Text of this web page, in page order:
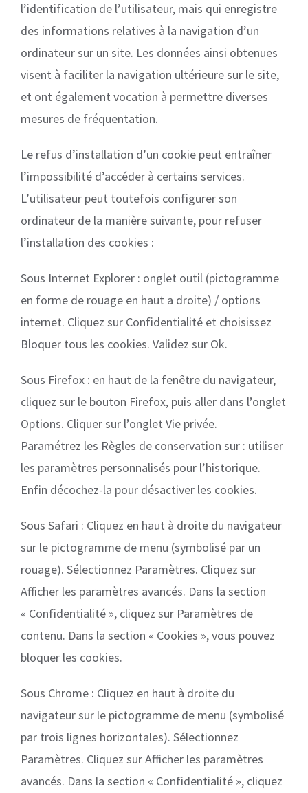
l’identification de l’utilisateur, mais qui enregistre
des informations relatives à la navigation d’un
ordinateur sur un site. Les données ainsi obtenues
visent à faciliter la navigation ultérieure sur le site,
et ont également vocation à permettre diverses
mesures de fréquentation.
Le refus d’installation d’un cookie peut entraîner
l’impossibilité d’accéder à certains services.
L’utilisateur peut toutefois configurer son
ordinateur de la manière suivante, pour refuser
l’installation des cookies :
Sous Internet Explorer : onglet outil (pictogramme
en forme de rouage en haut a droite) / options
internet. Cliquez sur Confidentialité et choisissez
Bloquer tous les cookies. Validez sur Ok.
Sous Firefox : en haut de la fenêtre du navigateur,
cliquez sur le bouton Firefox, puis aller dans l’onglet
Options. Cliquer sur l’onglet Vie privée.
Paramétrez les Règles de conservation sur : utiliser
les paramètres personnalisés pour l’historique.
Enfin décochez-la pour désactiver les cookies.
Sous Safari : Cliquez en haut à droite du navigateur
sur le pictogramme de menu (symbolisé par un
rouage). Sélectionnez Paramètres. Cliquez sur
Afficher les paramètres avancés. Dans la section
« Confidentialité », cliquez sur Paramètres de
contenu. Dans la section « Cookies », vous pouvez
bloquer les cookies.
Sous Chrome : Cliquez en haut à droite du
navigateur sur le pictogramme de menu (symbolisé
par trois lignes horizontales). Sélectionnez
Paramètres. Cliquez sur Afficher les paramètres
avancés. Dans la section « Confidentialité », cliquez